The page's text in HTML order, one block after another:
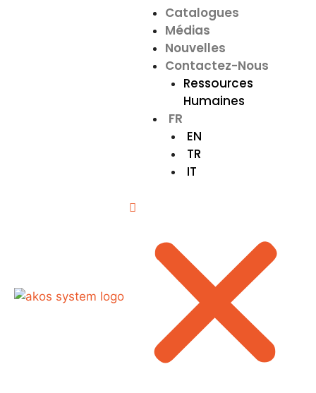
Catalogues
Médias
Nouvelles
Contactez-Nous
Ressources
Humaines
FR
EN
TR
IT